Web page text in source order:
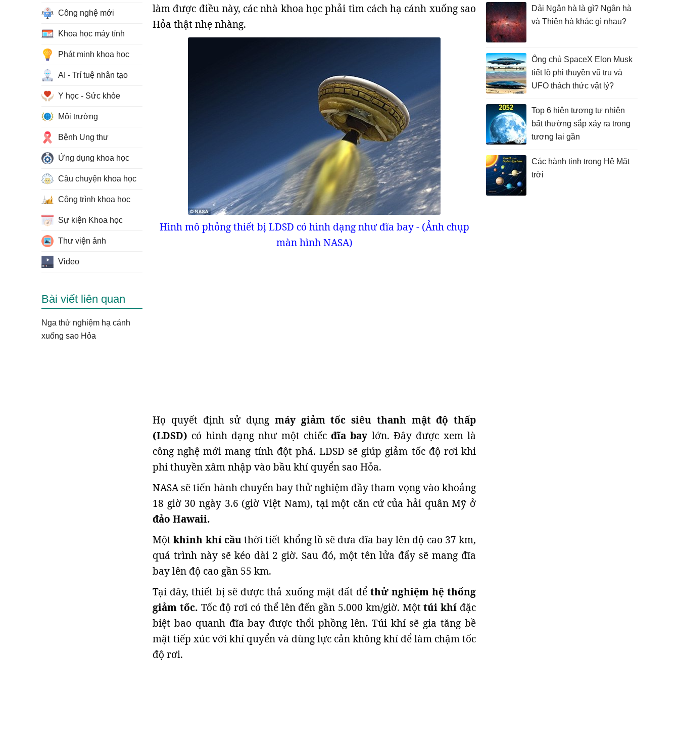
làm được điều này, các nhà khoa học phải tìm cách hạ cánh xuống sao
Hỏa thật nhẹ nhàng.
Hình mô phỏng thiết bị LDSD có hình dạng như đĩa bay - (Ảnh chụp
màn hình NASA)
Họ quyết định sử dụng máy giảm tốc siêu thanh mật độ thấp
(LDSD) có hình dạng như một chiếcđĩa bay lớn. Đây được xem là
công nghệ mới mang tính đột phá. LDSD sẽ giúp giảm tốc độ rơi khi
phi thuyền xâm nhập vào bầu khí quyển sao Hỏa.
NASA sẽ tiến hành chuyến bay thử nghiệm đầy tham vọng vào khoảng
18 giờ 30 ngày 3.6 (giờ Việt Nam), tại một căn cứ của hải quân Mỹ ở
đảo Hawaii.
Mộtkhinh khí cầuthời tiết khổng lồ sẽ đưa đĩa bay lên độ cao 37 km,
quá trình này sẽ kéo dài 2 giờ. Sau đó, một tên lửa đẩy sẽ mang đĩa
bay lên độ cao gần 55 km.
Tại đây, thiết bị sẽ được thả xuống mặt đất đểthử nghiệm hệ thống
giảm tốc. Tốc độ rơi có thể lên đến gần 5.000 km/giờ. Mộttúi khí đặc
biệt bao quanh đĩa bay được thổi phồng lên. Túi khí sẽ gia tăng bề
mặt tiếp xúc với khí quyển và dùng lực cản không khí để làm chậm tốc
độ rơi.
Dải Ngân hà là gì? Ngân hà
và Thiên hà khác gì nhau?
Ông chủ SpaceX Elon Musk
tiết lộ phi thuyền vũ trụ và
UFO thách thức vật lý?
Top 6 hiện tượng tự nhiên
bất thường sắp xảy ra trong
tương lai gần
Các hành tinh trong Hệ Mặt
trời
Công nghệ mới
Khoa học máy tính
Phát minh khoa học
AI - Trí tuệ nhân tạo
Y học - Sức khỏe
Môi trường
Bệnh Ung thư
Ứng dụng khoa học
Câu chuyện khoa học
Công trình khoa học
Sự kiện Khoa học
Thư viện ảnh
Video
Bài viết liên quan
Nga thử nghiệm hạ cánh
xuống sao Hỏa